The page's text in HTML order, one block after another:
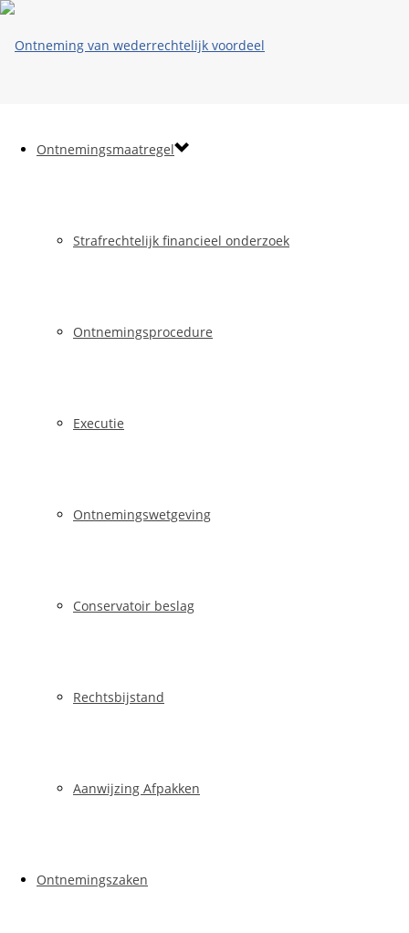
Ontnemingsmaatregel
Strafrechtelijk financieel onderzoek
Ontnemingsprocedure
Executie
Ontnemingswetgeving
Conservatoir beslag
Rechtsbijstand
Aanwijzing Afpakken
Ontnemingszaken